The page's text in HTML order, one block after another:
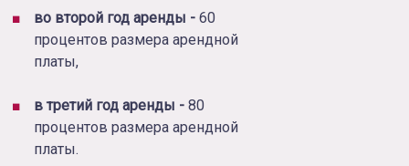
во второй год аренды - 60
процентов размера арендной
платы,
в третий год аренды -80
процентов размера арендной
платы.